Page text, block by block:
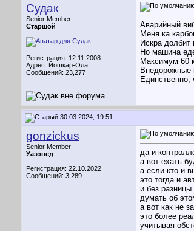
Судак
Senior Member
Старшой
Регистрация: 12.11.2008
Адрес: Йошкар-Ола
Сообщений: 23,277
Аварийный
Меня ка
Искра долбит
Но машина
Максимум 60
Внедорожные
Единственно,
30.03.2024, 19:51
gonzickus
Senior Member
Уазовед
Регистрация: 22.10.2022
Сообщений: 3,289
да и
а вот ехать
а если кто и
это тогда и
и без
думать об
а вот как не
это более
учитывая